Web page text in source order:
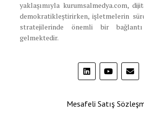
yaklaşımıyla kurumsalmedya.com,
demokratikleştirirken, işletmelerin
stratejilerinde önemli bir
gelmektedir.
Mesafeli Satış